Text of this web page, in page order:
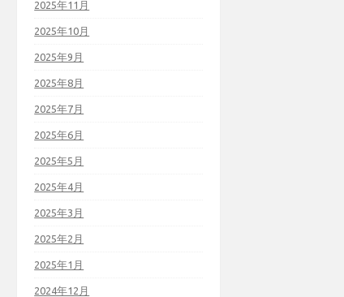
2025年11月
2025年10月
2025年9月
2025年8月
2025年7月
2025年6月
2025年5月
2025年4月
2025年3月
2025年2月
2025年1月
2024年12月